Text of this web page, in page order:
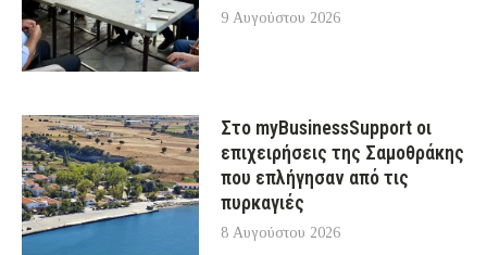
9 Αυγούστου 2026
Στο myBusinessSupport οι
επιχειρήσεις της Σαμοθράκης
που επλήγησαν από τις
πυρκαγιές
8 Αυγούστου 2026